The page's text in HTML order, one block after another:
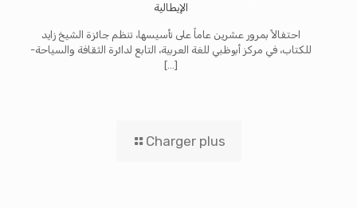
الإيطالية
احتفالاً بمرور عشرين عاماً على تأسيسها، تنظم جائزة الشيخ زايد
للكتاب، في مركز أبوظبي للغة العربية، التابع لدائرة الثقافة والسياحة-
[…]
Charger plus